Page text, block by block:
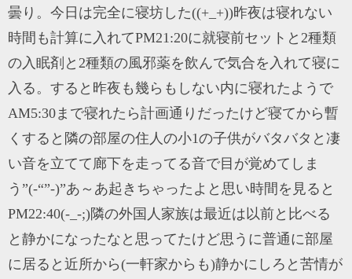
曇り。今日は完全に寝坊した((+_+))昨夜は寝れない
時間も計算に入れてPM21:20に就寝前セットと2種類
の入眠剤と2種類の風邪薬を飲んで気合を入れて寝に
入る。すると昨夜も幾らもしない内に寝れたようで
AM5:30まで寝れたら計画通りだったけど寝てから暫
くすると隣の部屋の住人の小1の子供がバタバタと凄
い音を立てて廊下を走ってる音で目が覚めてしま
う”(-“”-)”あ～あ起きちゃったよと思い時間を見ると
PM22:40(-_-;)隣の外国人家族は最近は以前と比べる
と静かになったなと思ってたけど思うに普通に部屋
に居ると近所から(一軒家からも)静かにしろと苦情が